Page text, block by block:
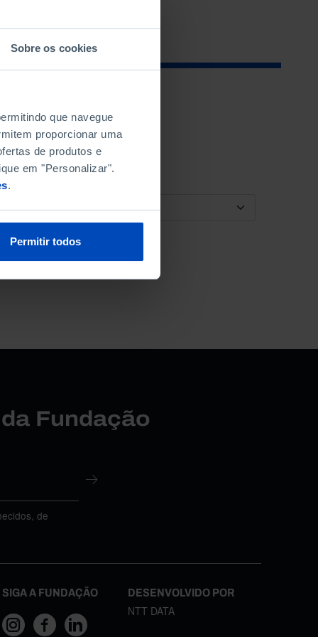
Sobre os cookies
que navegue
proporcionar uma
de produtos e
em "Personalizar".
.
Permitir todos
ORDENAR POR
Fundação
de
SIGA A FUNDAÇÃO DESENVOLVIDO POR
NTT DATA